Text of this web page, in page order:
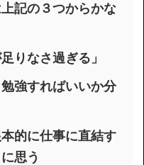
記の３つからかな
りなさ過ぎる」
強すればいいか分
的に仕事に直結す
思う